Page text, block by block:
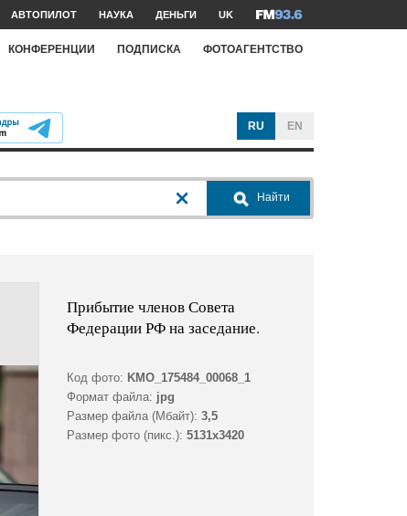
АВТОПИЛОТ НАУКА ДЕНЬГИ UK
КОНФЕРЕНЦИИ ПОДПИСКА ФОТОАГЕНТСТВО
RU EN
Найти
Прибытие членов Совета
Федерации РФ на заседание.
Код фото: KMO_175484_00068_1
Формат файла: jpg
Размер файла (Мбайт): 3,5
Размер фото (пикс.): 5131x3420